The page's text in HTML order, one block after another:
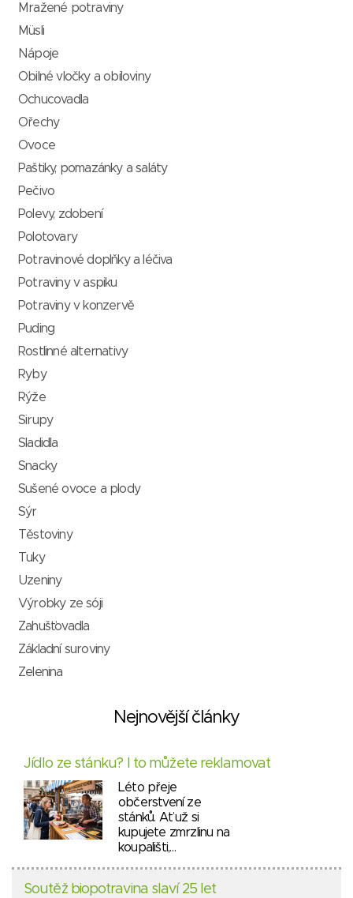
Mražené potraviny
Müsli
Nápoje
Obilné vločky a obiloviny
Ochucovadla
Ořechy
Ovoce
Paštiky, pomazánky a saláty
Pečivo
Polevy, zdobení
Polotovary
Potravinové doplňky a léčiva
Potraviny v aspiku
Potraviny v konzervě
Puding
Rostlinné alternativy
Ryby
Rýže
Sirupy
Sladidla
Snacky
Sušené ovoce a plody
Sýr
Těstoviny
Tuky
Uzeniny
Výrobky ze sóji
Zahušťovadla
Základní suroviny
Zelenina
Nejnovější články
Jídlo ze stánku? I to můžete reklamovat
Léto přeje
občerstvení ze
stánků. Ať už si
kupujete zmrzlinu na
koupališti,…
Soutěž biopotravina slaví 25 let